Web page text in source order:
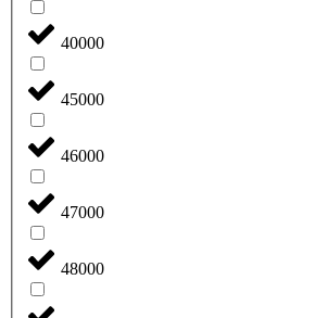
40000
45000
46000
47000
48000